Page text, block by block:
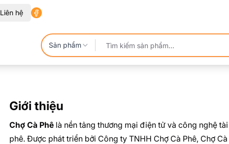
Liên hệ
Sản phẩm
Giới thiệu
Chợ Cà Phê là nền tảng thương mại điện tử và công nghệ
phê. Được phát triển bởi Công ty TNHH Chợ Cà Phê, Chợ